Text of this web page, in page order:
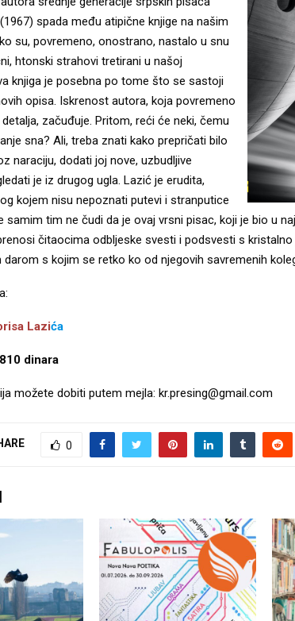
spada među atipične knjige na našim
su, povremeno, onostrano, nastalo u snu
htonski strahovi tretirani u našoj
knjiga je posebna po tome što se sastoji
opisa. Iskrenost autora, koja povremeno
začuđuje. Pritom, reći će neki, čemu
sna? Ali, treba znati kako prepričati bilo
naraciju, dodati joj nove, uzbudljive
je iz drugog ugla. Lazić je erudita,
kojem nisu nepoznati putevi i stranputice
samim tim ne čudi da je ovaj vrsni pisac, koji je bio u
čitaocima odbljeske svesti i podsvesti s
darom s kojim se retko ko od njegovih savremenih
Lazića
dinara
možete dobiti putem mejla: kr.presing@gmail.com
0